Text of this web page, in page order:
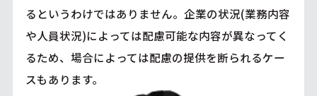
るというわけではありません。企業の状況(業務内容
や人員状況)によっては配慮可能な内容が異なってく
るため、場合によっては配慮の提供を断られるケー
スもあります。